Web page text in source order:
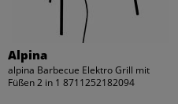
Alpina
alpina Barbecue Elektro Grill mit
Füßen 2 in 1 8711252182094